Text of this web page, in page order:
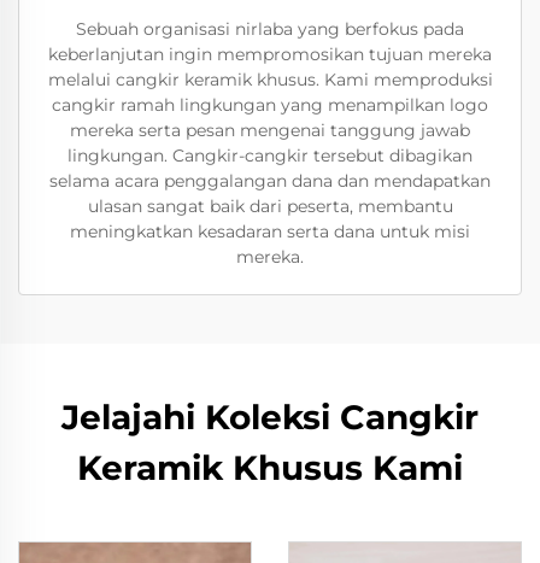
Sebuah organisasi nirlaba yang berfokus pada
keberlanjutan ingin mempromosikan tujuan mereka
melalui cangkir keramik khusus. Kami memproduksi
cangkir ramah lingkungan yang menampilkan logo
mereka serta pesan mengenai tanggung jawab
lingkungan. Cangkir-cangkir tersebut dibagikan
selama acara penggalangan dana dan mendapatkan
ulasan sangat baik dari peserta, membantu
meningkatkan kesadaran serta dana untuk misi
mereka.
Jelajahi Koleksi Cangkir
Keramik Khusus Kami